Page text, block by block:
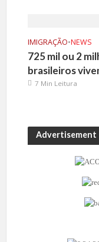
IMIGRAÇÃO•NEWS
725 mil ou 2
brasileiros
7 Min Leitura
Advertisement